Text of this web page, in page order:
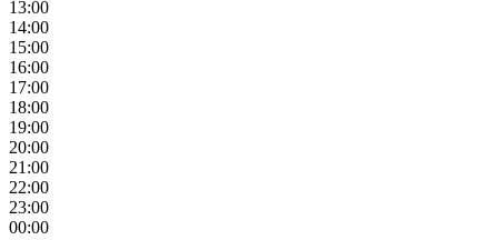
13:00
14:00
15:00
16:00
17:00
18:00
19:00
20:00
21:00
22:00
23:00
00:00